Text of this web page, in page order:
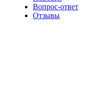
Вопрос-ответ
Отзывы